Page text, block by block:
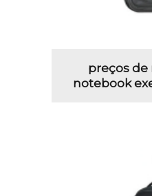
preços de
notebook